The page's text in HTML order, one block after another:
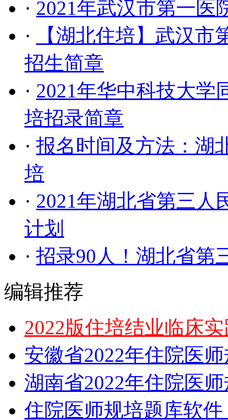
· 2021年武汉市第一医
·
【湖北住培】武汉
招生简章
· 2021年华中科技大学
培招录简章
· 报名时间及方法：湖
培
· 2021年湖北省第三人
计划
· 招录90人！湖北省第
编辑推荐
2022版住培结业临床
安徽省2022年住院医
湖南省2022年住院医
住院医师规培题库软